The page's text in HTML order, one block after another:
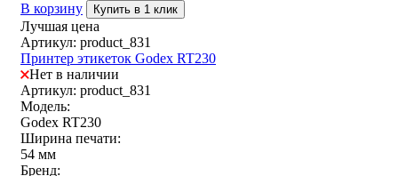
В корзину
Купить в 1 клик
Лучшая цена
Артикул: product_831
Принтер этикеток Godex RT230
Нет в наличии
Артикул: product_831
Модель:
Godex RT230
Ширина печати:
54 мм
Бренд: